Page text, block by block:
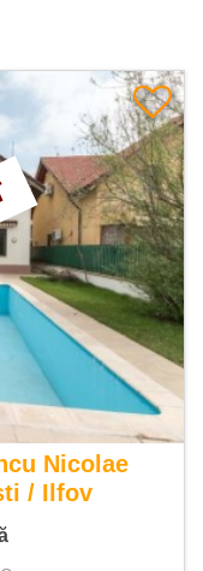
Nicolae
/ Ilfov